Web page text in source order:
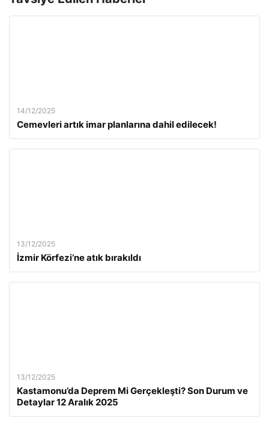
14/12/2025
Cemevleri artık imar planlarına dahil edilecek!
13/12/2025
İzmir Körfezi’ne atık bırakıldı
13/12/2025
Kastamonu’da Deprem Mi Gerçekleşti? Son Durum ve
Detaylar 12 Aralık 2025